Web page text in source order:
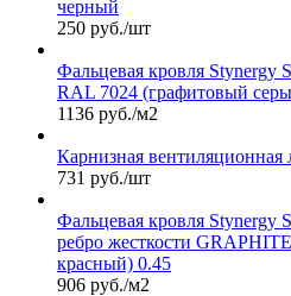
черный
250 руб./шт
Фальцевая кровля Stynergy
RAL 7024 (графитовый
1136 руб./м2
Карнизная
731 руб./шт
Фальцевая кровля Stynergy
ребро жесткости
красный) 0.45
906 руб./м2